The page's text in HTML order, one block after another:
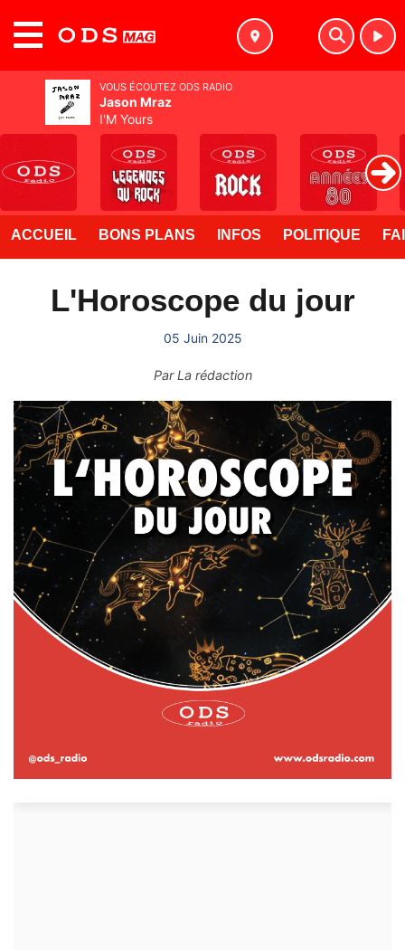
ACCUEIL BONS PLANS INFOS POLITIQUE
L'Horoscope du jour
05 Juin 2025
ParLa rédaction
VOUS ÉCOUTEZ ODS RADIO
Jason Mraz
I'M Yours